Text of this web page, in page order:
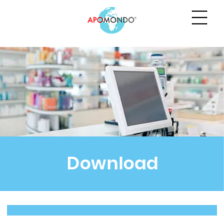
Download